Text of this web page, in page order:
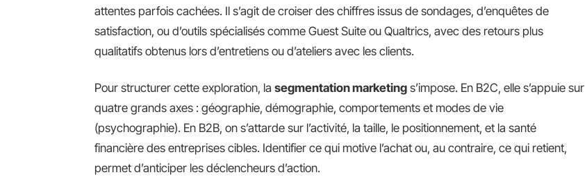
attentes parfois cachées. Il s’agit de croiser des chiffres issus de sondages, d’enquêtes de
satisfaction, ou d’outils spécialisés comme Guest Suite ou Qualtrics, avec des retours plus
qualitatifs obtenus lors d’entretiens ou d’ateliers avec les clients.
Pour structurer cette exploration, la segmentation marketing s’impose. En B2C, elle s’appuie sur
quatre grands axes : géographie, démographie, comportements et modes de vie
(psychographie). En B2B, on s’attarde sur l’activité, la taille, le positionnement, et la santé
financière des entreprises cibles. Identifier ce qui motive l’achat ou, au contraire, ce qui retient,
permet d’anticiper les déclencheurs d’action.